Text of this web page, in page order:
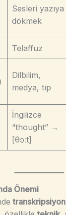
Sesleri yazıya
dökmek
Telaffuz
Dilbilim,
medya, tıp
İngilizce
“thought” →
[θɔːt]
Önemi
transkripsiyon